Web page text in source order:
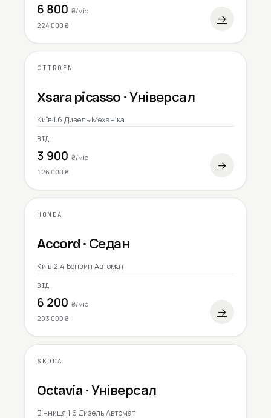
6 800 ₴/міс
224 000 ₴
→
2006
CITROEN
Xsara picasso · Універсал
Київ·1.6 Дизель·Механіка
ВІД
3 900 ₴/міс
126 000 ₴
→
2006
HONDA
Accord · Седан
Київ·2.4 Бензин·Автомат
ВІД
6 200 ₴/міс
203 000 ₴
→
2014
SKODA
Octavia · Універсал
Вінниця·1.6 Дизель·Автомат